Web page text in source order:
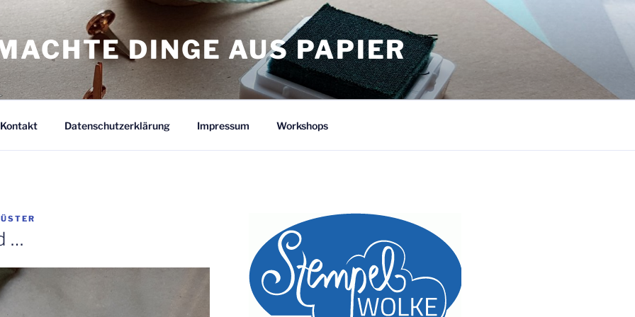
DINGE AUS PAPIER
Kontakt Datenschutzerklärung Impressum Workshops
…